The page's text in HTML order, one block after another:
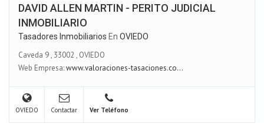
DAVID ALLEN MARTIN - PERITO JUDICIAL
INMOBILIARIO
Tasadores Inmobiliarios En OVIEDO
Caveda 9, 33002 , OVIEDO
Web Empresa:www.valoraciones-tasaciones.co...
OVIEDO Contactar Ver Teléfono